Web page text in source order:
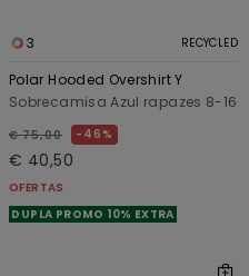
3 RECYCLED
Polar Hooded Overshirt Y
Sobrecamisa Azul rapazes 8-16
€ 75,00 46%
€ 40,50
OFERTAS
DUPLA PROMO 10% EXTRA